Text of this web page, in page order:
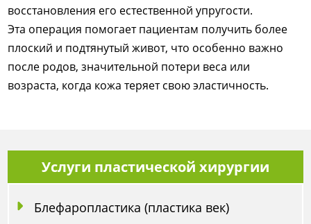
восстановления его естественной упругости.
Эта операция помогает пациентам получить более
плоский и подтянутый живот, что особенно важно
после родов, значительной потери веса или
возраста, когда кожа теряет свою эластичность.
Услуги пластической хирургии
Блефаропластика (пластика век)